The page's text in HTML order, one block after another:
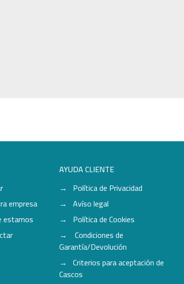
empresa
estamos
AYUDA CLIENTE
Política de Privacidad
Avíso legal
Política de Cookies
Condiciones de
Garantía/Devolución
Criterios para aceptación de
Cascos